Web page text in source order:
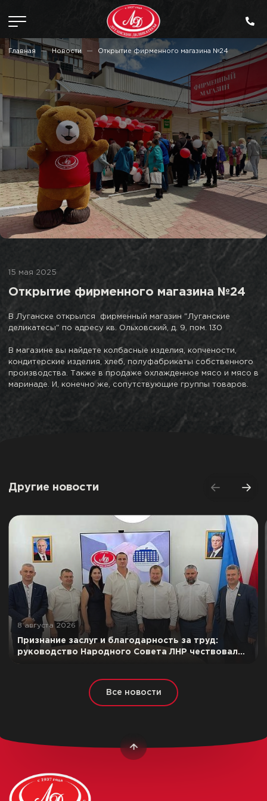
Главная Новости Открытие фирменного магазина №24
15 мая 2025
Открытие фирменного магазина №24
В Луганске открылся фирменный магазин "Луганские
деликатесы" по адресу кв. Ольховский, д. 9, пом. 130
В магазине вы найдете колбасные изделия, копчености,
кондитерские изделия, хлеб, полуфабрикаты собственного
производства. Также в продаже охлажденное мясо и мясо в
маринаде. И, конечно же, сопутствующие группы товаров.
Другие новости
8 августа 2026
Признание заслуг и благодарность за труд:
руководство Народного Совета ЛНР чествовало
Все новости